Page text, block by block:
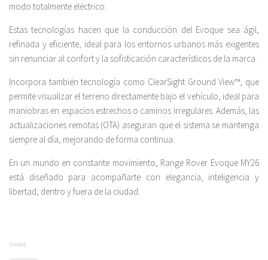
modo totalmente eléctrico.
Estas tecnologías hacen que la conducción del Evoque sea ágil,
refinada y eficiente, ideal para los entornos urbanos más exigentes
sin renunciar al confort y la sofisticación característicos de la marca.
Incorpora también tecnología como ClearSight Ground View™, que
permite visualizar el terreno directamente bajo el vehículo, ideal para
maniobras en espacios estrechos o caminos irregulares. Además, las
actualizaciones remotas (OTA) aseguran que el sistema se mantenga
siempre al día, mejorando de forma continua.
En un mundo en constante movimiento, Range Rover Evoque MY26
está diseñado para acompañarte con elegancia, inteligencia y
libertad, dentro y fuera de la ciudad.
SHARE